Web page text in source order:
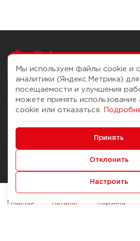
Чтобы вам легко
О компании
История Компании
Журнал
Наши марки
Брендирование
Помощь
Способы
Служба
Мы используем файлы cookie и
аналитики (Яндекс.Метрика) для
посещаемости и улучшения
можете принять использование
cookie или отказаться.
Принять
Отклонить
Настроить
Главная Каталог Корзина